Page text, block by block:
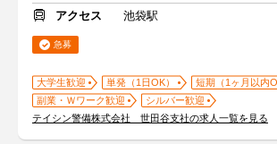
アクセス
池袋駅
急募
大学生歓迎 単発（1日OK）
短期（1ヶ月以内
副業・Ｗワーク歓迎
シルバー歓迎
テイシン警備株式会社 世田谷支社の求人一覧を見る